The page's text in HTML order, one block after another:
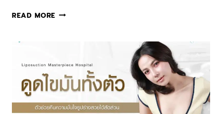
READ MORE ดูด
คือ
อะไร